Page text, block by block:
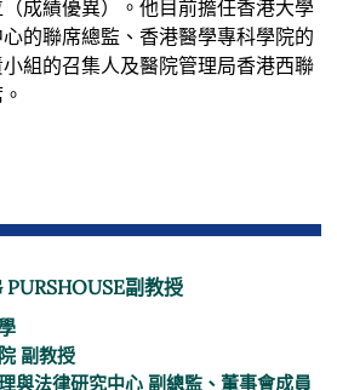
成績優異）。他目前擔任香港大學
的聯席總監、香港醫學專科學院的
組的召集人及醫院管理局香港西聯
PURSHOUSE副教授
副教授
與法律研究中心 副總監、董事會成員